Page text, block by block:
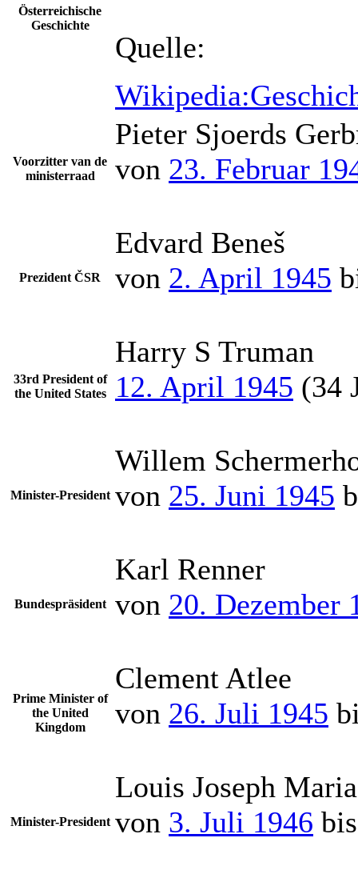
Österreichische
Geschichte
Quelle:
Voorzitter van de
ministerraad
Pieter Sjoerds
von 23. Februar
Prezident ČSR
Edvard Beneš
von 2. April 1945
33rd President of
the United States
Harry S Truman
12. April 1945 (34
Minister-President
Willem
von 25. Juni 1945
Bundespräsident
Karl Renner
von 20. Dezember
Prime Minister of
the United
Kingdom
Clement Atlee
von 26. Juli 1945
Minister-President
Louis Joseph
von 3. Juli 1946